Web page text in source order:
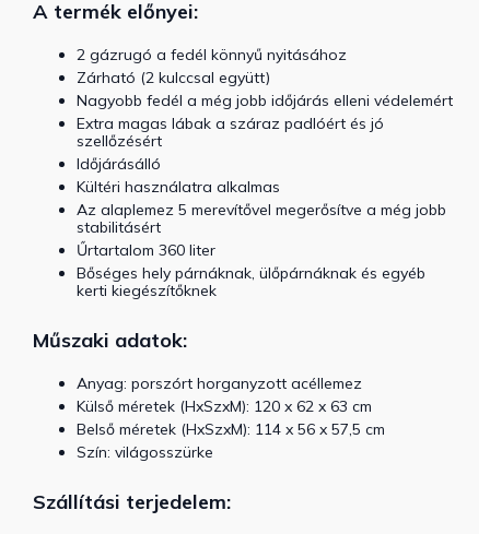
A termék előnyei:
2 gázrugó a fedél könnyű nyitásához
Zárható (2 kulccsal együtt)
Nagyobb fedél a még jobb időjárás elleni védelemért
Extra magas lábak a száraz padlóért és jó
szellőzésért
Időjárásálló
Kültéri használatra alkalmas
Az alaplemez 5 merevítővel megerősítve a még jobb
stabilitásért
Űrtartalom 360 liter
Bőséges hely párnáknak, ülőpárnáknak és egyéb
kerti kiegészítőknek
Műszaki adatok:
Anyag: porszórt horganyzott acéllemez
Külső méretek (HxSzxM): 120 x 62 x 63 cm
Belső méretek (HxSzxM): 114 x 56 x 57,5 cm
Szín: világosszürke
Szállítási terjedelem: